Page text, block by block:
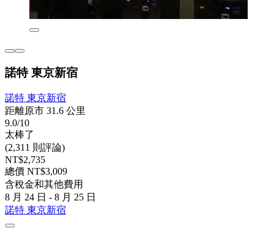
諾特 東京新宿
諾特 東京新宿
距離原市 31.6 公里
9.0/10
太棒了
(2,311 則評論)
NT$2,735
總價 NT$3,009
含稅金和其他費用
8 月 24 日 - 8 月 25 日
諾特 東京新宿